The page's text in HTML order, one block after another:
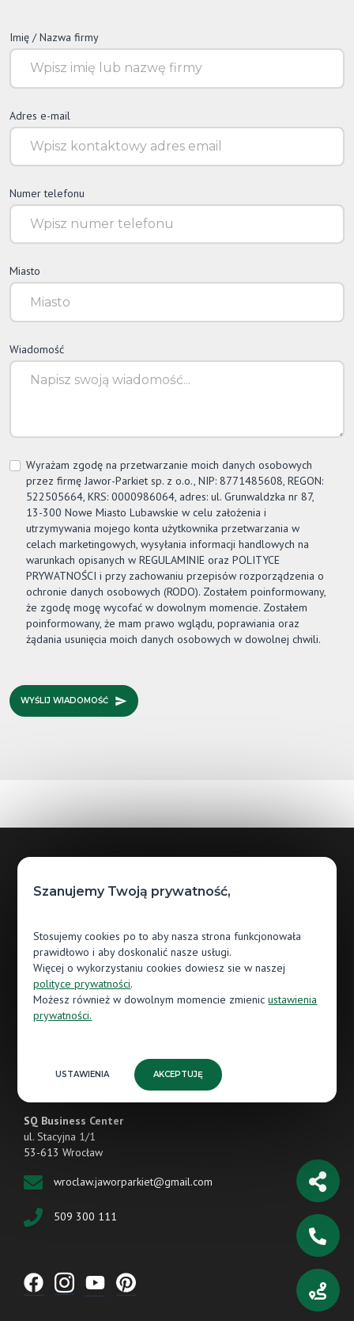
Imię / Nazwa firmy
Adres e-mail
Numer telefonu
Miasto
Wiadomość
Wyrażam zgodę na przetwarzanie moich danych osobowych
przez firmę Jawor-Parkiet sp. z o.o., NIP: 8771485608, REGON:
522505664, KRS: 0000986064, adres: ul. Grunwaldzka nr 87,
13-300 Nowe Miasto Lubawskie w celu założenia i
utrzymywania mojego konta użytkownika przetwarzania w
celach marketingowych, wysyłania informacji handlowych na
warunkach opisanych w REGULAMINIE oraz POLITYCE
PRYWATNOŚCI i przy zachowaniu przepisów rozporządzenia o
ochronie danych osobowych (RODO). Zostałem poinformowany,
że zgodę mogę wycofać w dowolnym momencie. Zostałem
poinformowany, że mam prawo wglądu, poprawiania oraz
żądania usunięcia moich danych osobowych w dowolnej chwili.
WYŚLIJ WIADOMOŚĆ
Godziny otwarcia
Wt.: 09:00 - 18:00
Śr.: 09:00 - 18:00
Czw.: 09:00 - 18:00
SQ Business Center
ul. Stacyjna 1/1
53-613 Wrocław
wroclaw.jaworparkiet@gmail.com
509 300 111
Szanujemy Twoją prywatność,
Stosujemy cookies po to aby nasza strona funkcjonowała
prawidłowo i aby doskonalić nasze usługi.
Więcej o wykorzystaniu cookies dowiesz sie w naszej
polityce prywatności.
Możesz również w dowolnym momencie zmienicustawienia
prywatności.
USTAWIENIA AKCEPTUJĘ